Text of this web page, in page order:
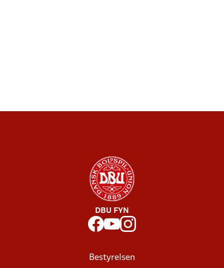
DBU FYN
Bestyrelsen